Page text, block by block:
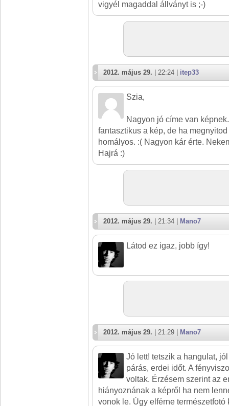
vigyél magaddal állványt is ;-)
2012. május 29. | 22:24 | itep33
Szia,
Nagyon jó címe van
fantasztikus a kép, de ha
homályos. :( Nagyon kár érte.
Hajrá :)
2012. május 29. | 21:34 | Mano7
Látod ez igaz, jobb így!
2012. május 29. | 21:29 | Mano7
Jó lett! tetszik a hangulat,
párás, erdei időt. A
voltak. Érzésem szerint az
hiányoznának a képről ha nem
vonok le. Úgy elférne természetfotó